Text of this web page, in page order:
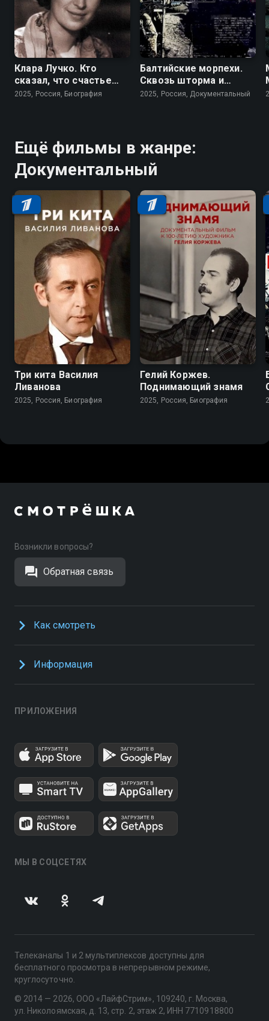
Клара Лучко. Кто
сказал, что счастье
любит тишину?
2025, Россия, Биография
Балтийские морпехи.
Сквозь шторма и
пламя
2025, Россия, Документальный
Ещё фильмы в жанре:
Документальный
Три кита Василия
Ливанова
2025, Россия, Биография
Гелий Коржев.
Поднимающий знамя
2025, Россия, Биография
Возникли вопросы?
Обратная связь
Как смотреть
Информация
ПРИЛОЖЕНИЯ
МЫ В СОЦСЕТЯХ
Телеканалы 1 и 2 мультиплексов доступны для
бесплатного просмотра в непрерывном режиме,
круглосуточно.
© 2014 — 2026, ООО «ЛайфСтрим», 109240, г. Москва,
ул. Николоямская, д. 13, стр. 2, этаж 2, ИНН 7710918800